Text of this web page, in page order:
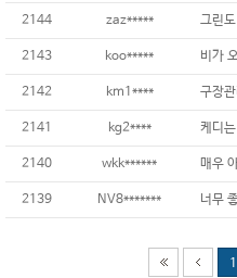
2144 zaz***** 그린
2143 koo*****
2142 km1**** 구장
2141 kg2****
2140 wkk******
2139 NV8*******
1